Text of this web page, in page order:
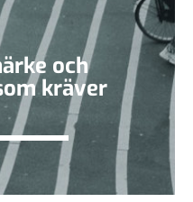
och
kräver